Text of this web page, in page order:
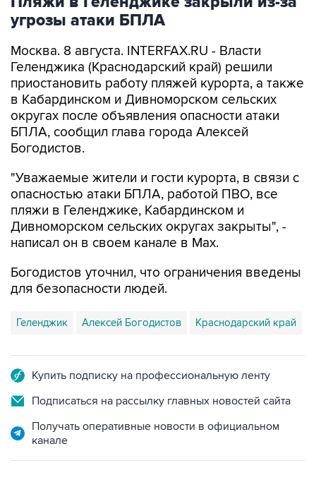
угрозы атаки БПЛА
Москва. 8 августа. INTERFAX.RU - Власти
Геленджика (Краснодарский край) решили
приостановить работу пляжей курорта, а также
в Кабардинском и Дивноморском сельских
округах после объявления опасности атаки
БПЛА, сообщил глава города Алексей
Богодистов.
"Уважаемые жители и гости курорта, в связи с
опасностью атаки БПЛА, работой ПВО, все
пляжи в Геленджике, Кабардинском и
Дивноморском сельских округах закрыты", -
написал он в своем канале в Max.
Богодистов уточнил, что ограничения введены
для безопасности людей.
Геленджик Алексей Богодистов Краснодарский край
Купить подписку на профессиональную ленту
Подписаться на рассылку главных новостей сайта
Получать оперативные новости в официальном
канале